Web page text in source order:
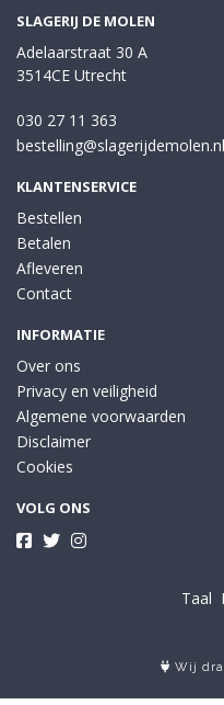
SLAGERIJ DE MOLEN
Adelaarstraat 30 A
3514CE Utrecht
030 27 11 363
bestelling@slagerijdemolen.nl
KLANTENSERVICE
Bestellen
Betalen
Afleveren
Contact
INFORMATIE
Over ons
Privacy en veiligheid
Algemene voorwaarden
Disclaimer
Cookies
VOLG ONS
Taal
Wij